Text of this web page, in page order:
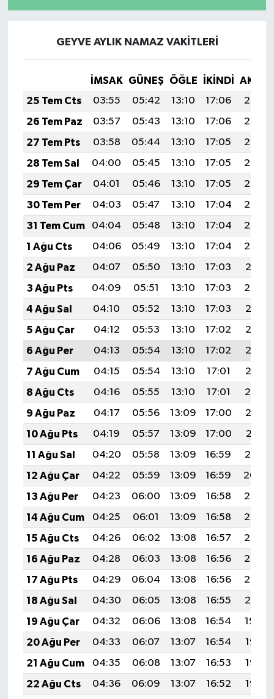
GEYVE AYLIK NAMAZ VAKITLERI
İMSAK GÜNEŞ ÖĞLE İKINDI
25 Tem Cts
03:55 05:42 13:10 17:06
20:29
26 Tem Paz
03:57 05:43 13:10 17:06
20:28
27 Tem Pts
03:58 05:44 13:10 17:05
20:27
28 Tem Sal
04:00 05:45 13:10 17:05
20:26
29 Tem Çar
04:01 05:46 13:10 17:05
20:25
30 Tem Per
04:03 05:47 13:10 17:04
20:24
31 Tem Cum
04:04 05:48 13:10 17:04
20:23
1 Ağu Cts
04:06 05:49 13:10 17:04
20:22
2 Ağu Paz
04:07 05:50 13:10 17:03
20:21
3 Ağu Pts
04:09 05:51 13:10 17:03
20:20
4 Ağu Sal
04:10 05:52 13:10 17:03
20:18
5 Ağu Çar
04:12 05:53 13:10 17:02
20:17
6 Ağu Per
04:13 05:54 13:10 17:02
20:16
7 Ağu Cum
04:15 05:54 13:10 17:01
20:15
8 Ağu Cts
04:16 05:55 13:10 17:01
20:14
9 Ağu Paz
04:17 05:56 13:09 17:00
20:13
10 Ağu Pts
04:19 05:57 13:09 17:00
20:11
11 Ağu Sal
04:20 05:58 13:09 16:59
20:10
12 Ağu Çar
04:22 05:59 13:09 16:59
20:09
13 Ağu Per
04:23 06:00 13:09 16:58
20:07
14 Ağu Cum
04:25 06:01 13:09 16:58
20:06
15 Ağu Cts
04:26 06:02 13:08 16:57
20:05
16 Ağu Paz
04:28 06:03 13:08 16:56
20:03
17 Ağu Pts
04:29 06:04 13:08 16:56
20:02
18 Ağu Sal
04:30 06:05 13:08 16:55
20:01
19 Ağu Çar
04:32 06:06 13:08 16:54
19:59
20 Ağu Per
04:33 06:07 13:07 16:54
19:58
21 Ağu Cum
04:35 06:08 13:07 16:53
19:56
22 Ağu Cts
04:36 06:09 13:07 16:52
19:55